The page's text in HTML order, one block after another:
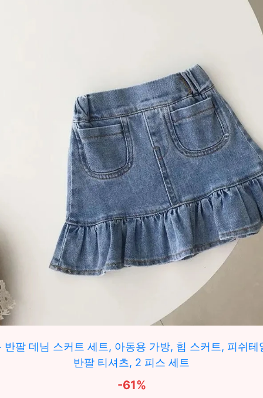
반팔 데님 스커트 세트, 아동용 가방, 힙 스커트, 피쉬테
반팔 티셔츠, 2 피스 세트
-61%